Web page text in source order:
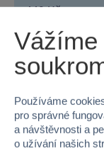
449 Kč
−33 %
Vážíme
Používáme
pro správné
a návštěvnosti a
o užívání našich